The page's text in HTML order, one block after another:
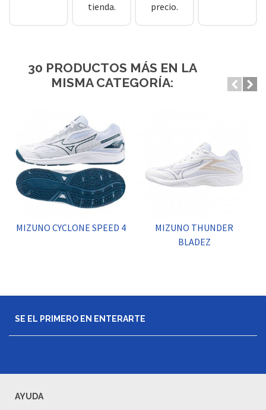
tienda.
precio.
30 PRODUCTOS MÁS EN LA
MISMA CATEGORÍA:
MIZUNO CYCLONE SPEED 4
MIZUNO THUNDER
BLADEZ
SE EL PRIMERO EN ENTERARTE
AYUDA